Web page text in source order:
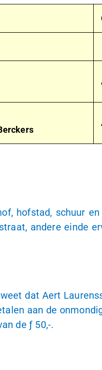
hofstad, schuur
andere einde
dat Aert
aan de
deƒ 50,-.